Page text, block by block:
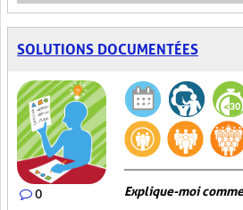
SOLUTIONS DOCUMENTÉES
0 Explique-moi